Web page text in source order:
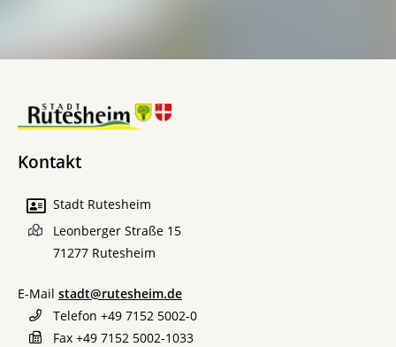
Kontakt
Stadt Rutesheim
Leonberger Straße 15
71277 Rutesheim
E-Mail stadt@rutesheim.de
Telefon +49 7152 5002-0
Fax +49 7152 5002-1033